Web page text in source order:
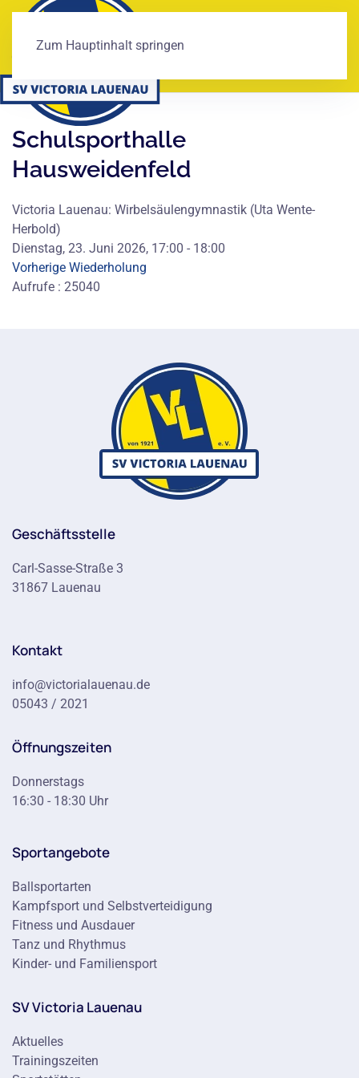
Zum Hauptinhalt springen
Schulsporthalle
Hausweidenfeld
Victoria Lauenau: Wirbelsäulengymnastik (Uta Wente-
Herbold)
Dienstag, 23. Juni 2026, 17:00 - 18:00
Vorherige Wiederholung
Aufrufe : 25040
Geschäftsstelle
Carl-Sasse-Straße 3
31867 Lauenau
Kontakt
info@victorialauenau.de
05043 / 2021
Öffnungszeiten
Donnerstags
16:30 - 18:30 Uhr
Sportangebote
Ballsportarten
Kampfsport und Selbstverteidigung
Fitness und Ausdauer
Tanz und Rhythmus
Kinder- und Familiensport
SV Victoria Lauenau
Aktuelles
Trainingszeiten